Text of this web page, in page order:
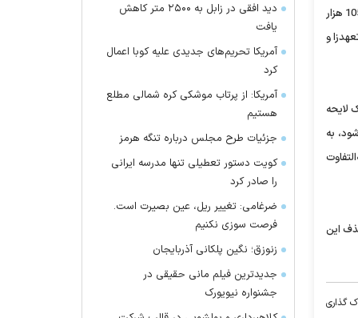
نمایندگان مجلس شورای اسلامی در ادامه رسیدگی به جزییات لایحه بودجه 96 به دولت اجازه دادند در صورت حاصل نشدن 105 هزار
و
لایحه
میلیون و 50 هزار میلیارد ریال شود، به
تلفیق بودجه 96 مخالفت کرد در عین حال با 108 رای با حذف این
گذاری
دید افقی در زابل به ۲۵۰۰ متر کاهش
یافت
آمریکا تحریم‌های جدیدی علیه کوبا اعمال
کرد
آمریکا: از پرتاب موشکی کره شمالی مطلع
هستیم
جزئیات طرح مجلس درباره تنگه هرمز
کویت دستور تعطیلی تنها مدرسه ایرانی
را صادر کرد
ضرغامی: تغییر ریل، عین بصیرت است.
فرصت سوزی نکنیم
زنوزق؛ نگین پلکانی آذربایجان
جدیدترین فیلم مانی حقیقی در
جشنواره نیویورک